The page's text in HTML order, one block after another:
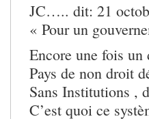
JC….. dit: 21
« Pour un
Encore une fois un
Pays de non droit
Sans Institutions ,
C’est quoi ce